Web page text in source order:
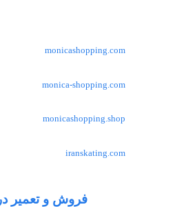
monicashopping.com
monica-shopping.com
monicashopping.shop
iranskating.com
فروش و تعمیر